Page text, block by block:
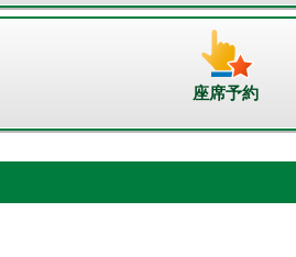
座席予約